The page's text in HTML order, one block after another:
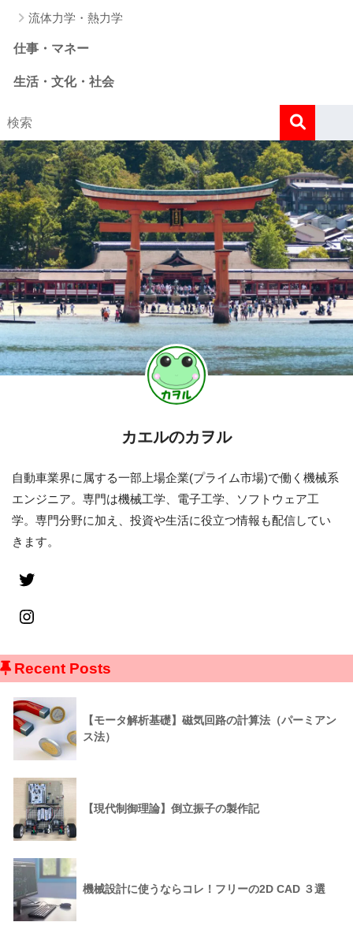
流体力学・熱力学
仕事・マネー
生活・文化・社会
カエルのカヲル
自動車業界に属する一部上場企業(プライム市場)で働く機械系
エンジニア。専門は機械工学、電子工学、ソフトウェア工
学。専門分野に加え、投資や生活に役立つ情報も配信してい
きます。
Recent Posts
【モータ解析基礎】磁気回路の計算法（パーミアン
ス法）
【現代制御理論】倒立振子の製作記
機械設計に使うならコレ！フリーの2D CAD ３選